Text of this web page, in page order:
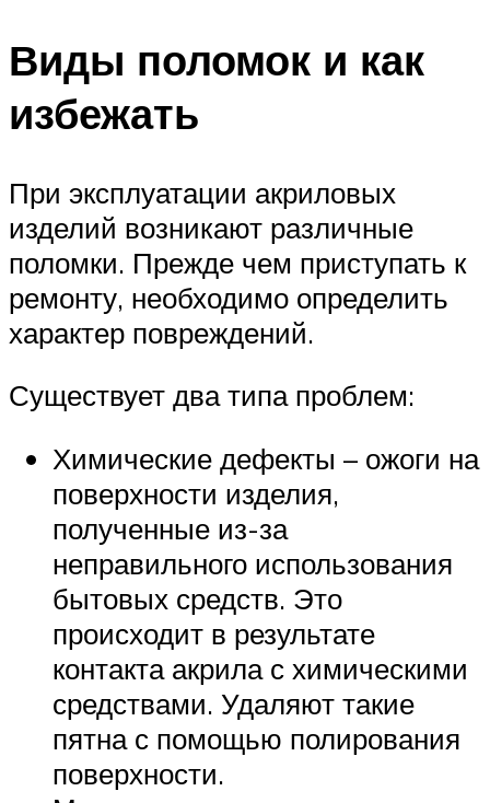
Виды поломок и как
избежать
При эксплуатации акриловых
изделий возникают различные
поломки. Прежде чем приступать к
ремонту, необходимо определить
характер повреждений.
Существует два типа проблем:
Химические дефекты – ожоги на
поверхности изделия,
полученные из-за
неправильного использования
бытовых средств. Это
происходит в результате
контакта акрила с химическими
средствами. Удаляют такие
пятна с помощью полирования
поверхности.